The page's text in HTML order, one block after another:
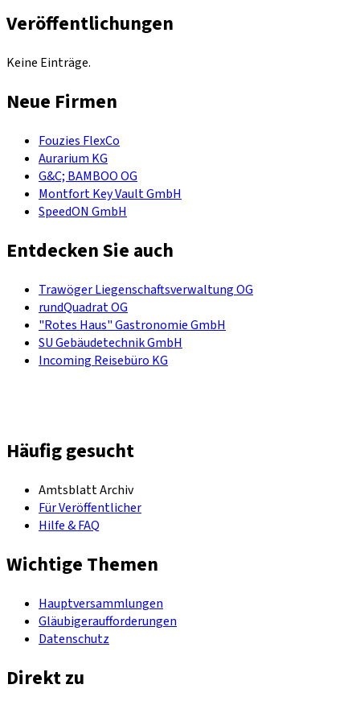
Veröffentlichungen
Keine Einträge.
Neue Firmen
Fouzies FlexCo
Aurarium KG
G&C; BAMBOO OG
Montfort Key Vault GmbH
SpeedON GmbH
Entdecken Sie auch
Trawöger Liegenschaftsverwaltung OG
rundQuadrat OG
"Rotes Haus" Gastronomie GmbH
SU Gebäudetechnik GmbH
Incoming Reisebüro KG
Häufig gesucht
Amtsblatt Archiv
Für Veröffentlicher
Hilfe & FAQ
Wichtige Themen
Hauptversammlungen
Gläubigeraufforderungen
Datenschutz
Direkt zu